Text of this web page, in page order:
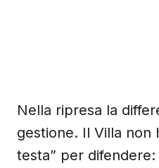
Nella ripresa la
gestione. Il Villa non
testa” per